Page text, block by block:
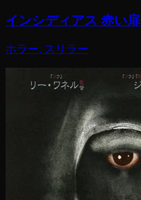
インシディアス 赤い扉
ホラー, スリラー